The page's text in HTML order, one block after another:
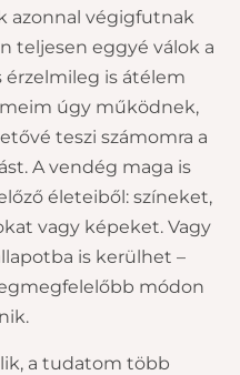
azonnal végigfutnak
teljesen eggyé válok a
érzelmileg is átélem
úgy működnek,
teszi számomra a
A vendég maga is
életeiből: színeket,
vagy képeket. Vagy
is kerülhet –
módon
a tudatom több